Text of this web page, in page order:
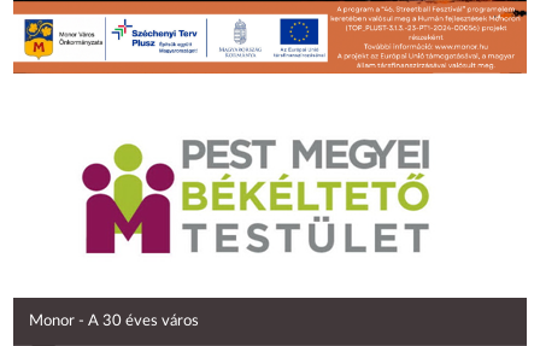
Monor - A 30 éves város